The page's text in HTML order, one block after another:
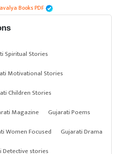
Books PDF
Spiritual Stories
Motivational Stories
Children Stories
Magazine
Gujarati Poems
Women Focused
Gujarati Drama
Detective stories